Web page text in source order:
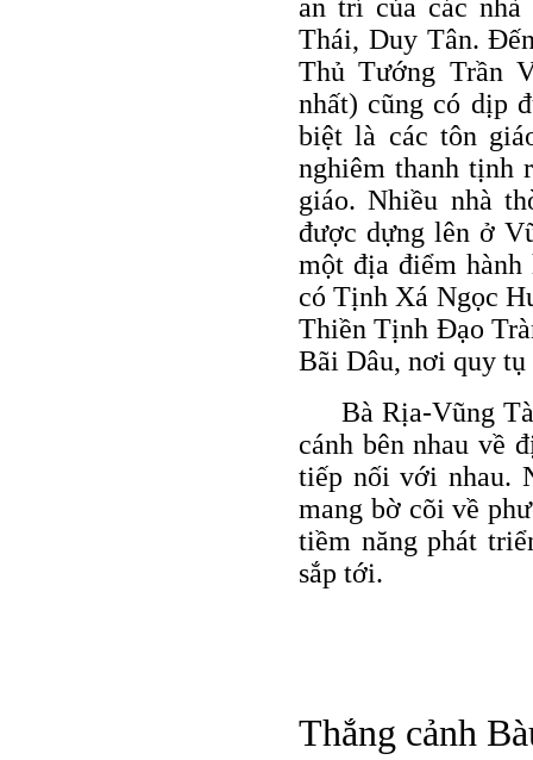
an trí của các nhà
Thái, Duy Tân.
Thủ Tướng Trần
nhất) cũng có dịp
biệt là các tôn
nghiêm thanh tịnh
giáo. Nhiều nhà
được dựng lên ở
một địa điểm
có Tịnh Xá Ngọc
Thiền Tịnh Đạo
Bãi Dâu, nơi quy tụ
Bà Rịa-Vũng
cánh bên nhau về
tiếp nối với nhau.
mang bờ cõi về
tiềm năng phát
sắp tới.
Thắng cảnh